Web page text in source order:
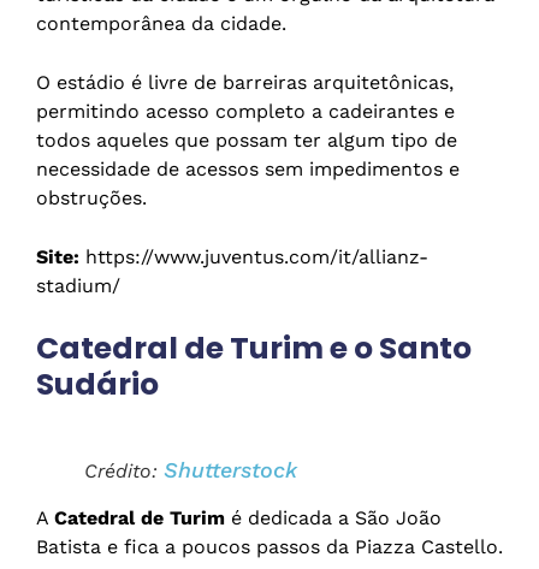
contemporânea da cidade.
O estádio é livre de barreiras arquitetônicas,
permitindo acesso completo a cadeirantes e
todos aqueles que possam ter algum tipo de
necessidade de acessos sem impedimentos e
obstruções.
Site: https://www.juventus.com/it/allianz-
stadium/
Catedral de Turim e o Santo
Sudário
Crédito: Shutterstock
A Catedral de Turim é dedicada a São João
Batista e fica a poucos passos da Piazza Castello.